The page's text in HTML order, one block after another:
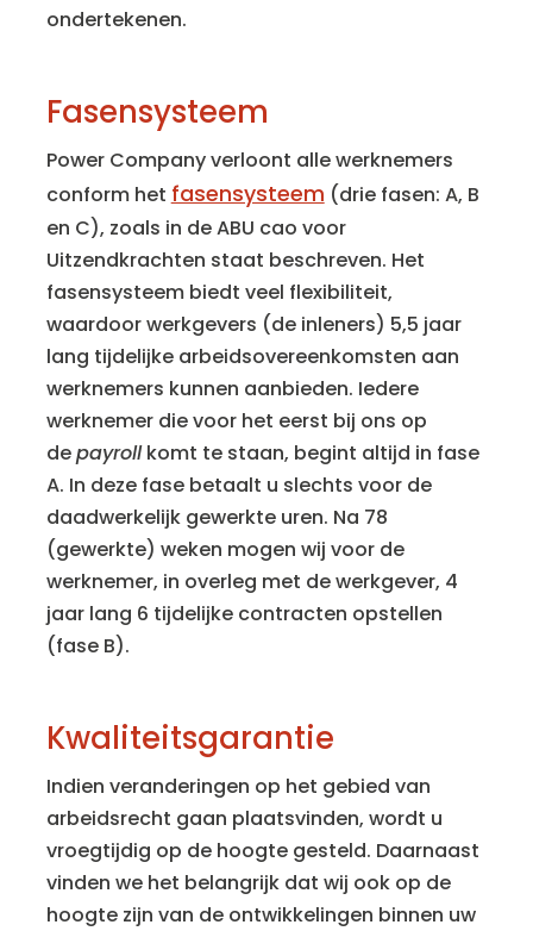
ondertekenen.
Fasensysteem
Power Company verloont alle werknemers
conform het fasensysteem (drie fasen: A, B
en C), zoals in de ABU cao voor
Uitzendkrachten staat beschreven. Het
fasensysteem biedt veel flexibiliteit,
waardoor werkgevers (de inleners) 5,5 jaar
lang tijdelijke arbeidsovereenkomsten aan
werknemers kunnen aanbieden. Iedere
werknemer die voor het eerst bij ons op
depayrollkomt te staan, begint altijd in fase
A. In deze fase betaalt u slechts voor de
daadwerkelijk gewerkte uren. Na 78
(gewerkte) weken mogen wij voor de
werknemer, in overleg met de werkgever, 4
jaar lang 6 tijdelijke contracten opstellen
(fase B).
Kwaliteitsgarantie
Indien veranderingen op het gebied van
arbeidsrecht gaan plaatsvinden, wordt u
vroegtijdig op de hoogte gesteld. Daarnaast
vinden we het belangrijk dat wij ook op de
hoogte zijn van de ontwikkelingen binnen uw